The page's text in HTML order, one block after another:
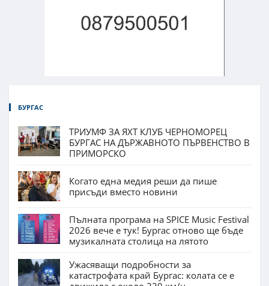
БУРГАС
ТРИУМФ ЗА ЯХТ КЛУБ ЧЕРНОМОРЕЦ
БУРГАС НА ДЪРЖАВНОТО ПЪРВЕНСТВО В
ПРИМОРСКО
Когато една медия реши да пише
присъди вместо новини
Пълната програма на SPICE Music Festival
2026 вече е тук! Бургас отново ще бъде
музикалната столица на лятото
Ужасяващи подробности за
катастрофата край Бургас: колата се е